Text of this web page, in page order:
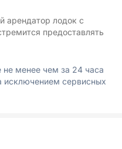
арендатор лодок с
предоставлять
не менее чем за 24 часа
исключением сервисных